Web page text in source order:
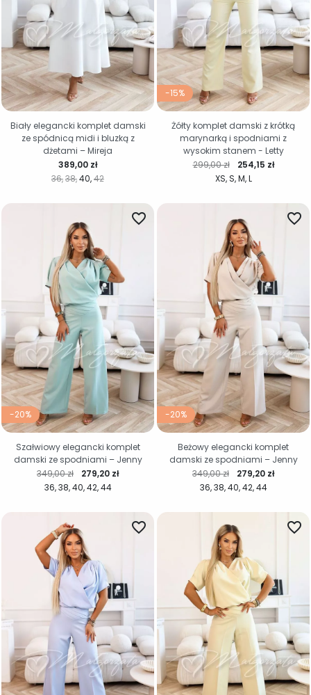
36 38 40 42
Cena
389,00 zł
Biały elegancki komplet damski
ze spódnicą midi i bluzką z
dżetami – Mireja
-15%
XS S M L
Cena regularna
299,00 zł Cena
254,15 zł
Żółty komplet damski z krótką
marynarką i spodniami z
wysokim stanem - Letty
-20%
36 38 40 42 44
favorite_border
Cena regularna
349,00 zł Cena
279,20 zł
Szałwiowy elegancki komplet
damski ze spodniami – Jenny
-20%
36 38 40 42 44
favorite_border
Cena regularna
349,00 zł Cena
279,20 zł
Beżowy elegancki komplet
damski ze spodniami – Jenny
favorite_border favorite_border